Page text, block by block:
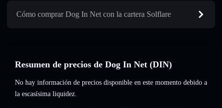
Cómo comprar Dog In Net con la cartera Solflare
Resumen de precios de Dog In Net (DIN)
No hay información de precios disponible en este momento debido a
la escasísima liquidez.